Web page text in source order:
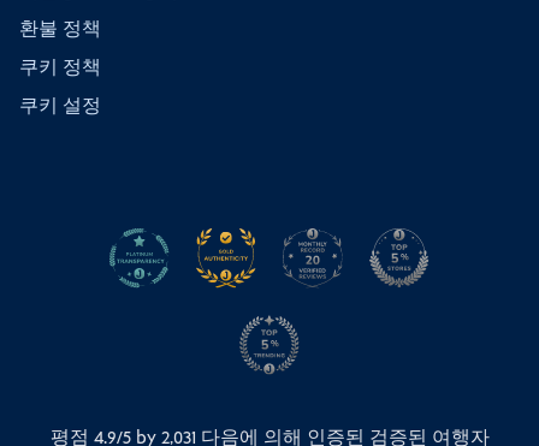
환불 정책
쿠키 정책
쿠키 설정
평점 4.9/5 by2,031 다음에 의해 인증된 검증된 여행자